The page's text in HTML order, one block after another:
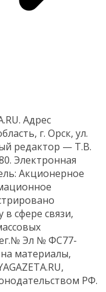
Адрес
г. Орск, ул.
редактор — Т.В.
Электронная
Акционерное
сфере связи,
Эл № ФС77-
материалы,
РФ.